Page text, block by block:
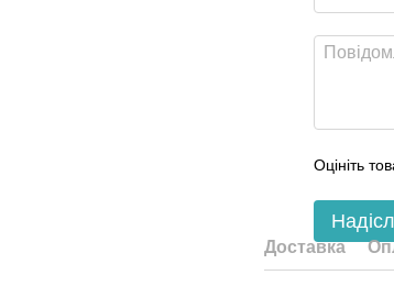
Оцініть
Доставка